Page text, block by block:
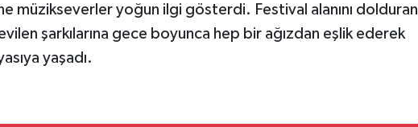
müzikseverler yoğun ilgi gösterdi. Festival alanını dolduran
şarkılarına gece boyunca hep bir ağızdan eşlik ederek
yaşadı.